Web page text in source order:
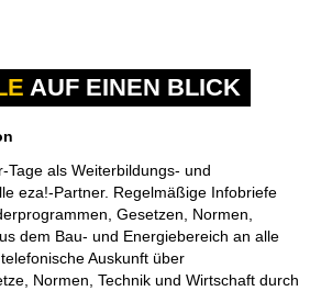
AUF EINEN BLICK
Tage als Weiterbildungs- und
eza!-Partner. Regelmäßige Infobriefe
Gesetzen, Normen,
dem Bau- und Energiebereich an alle
Auskunft über
Normen, Technik und Wirtschaft durch